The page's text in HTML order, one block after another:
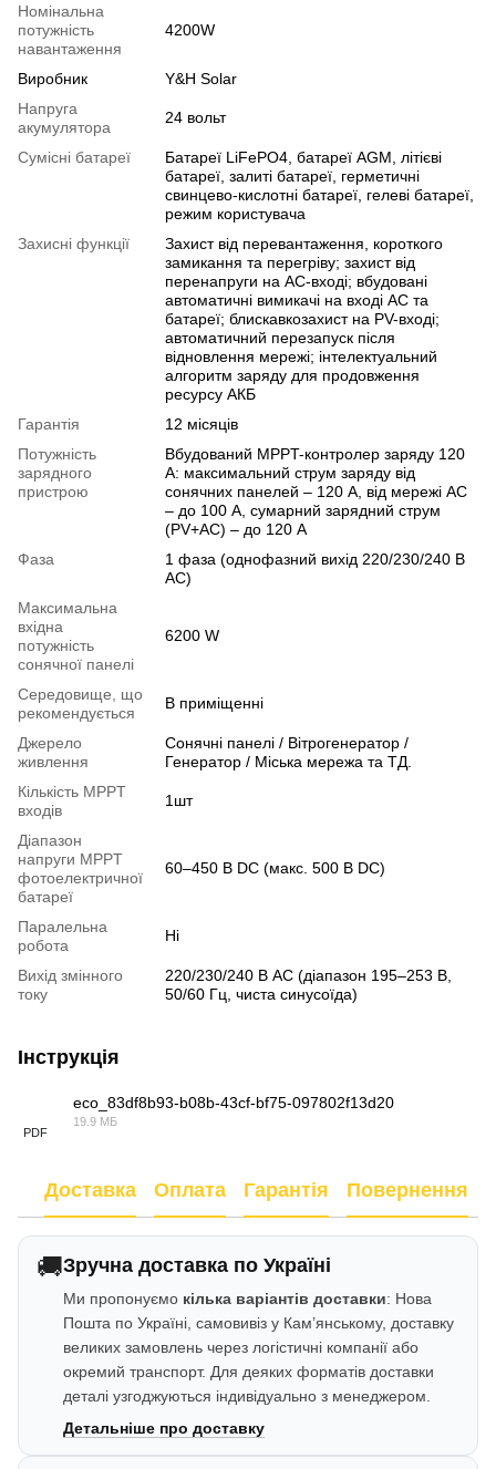
Номінальна
потужність
навантаження
4200W
Виробник
Y&H Solar
Напруга
акумулятора
24 вольт
Сумісні батареї
Батареї LiFePO4, батареї AGM, літієві
батареї, залиті батареї, герметичні
свинцево-кислотні батареї, гелеві батареї,
режим користувача
Захисні функції
Захист від перевантаження, короткого
замикання та перегріву; захист від
перенапруги на AC-вході; вбудовані
автоматичні вимикачі на вході AC та
батареї; блискавкозахист на PV-вході;
автоматичний перезапуск після
відновлення мережі; інтелектуальний
алгоритм заряду для продовження
ресурсу АКБ
Гарантія
12 місяців
Потужність
зарядного
пристрою
Вбудований MPPT-контролер заряду 120
А: максимальний струм заряду від
сонячних панелей – 120 А, від мережі AC
– до 100 А, сумарний зарядний струм
(PV+AC) – до 120 А
Фаза
1 фаза (однофазний вихід 220/230/240 В
AC)
Максимальна
вхідна
потужність
сонячної панелі
6200 W
Середовище, що
рекомендується
В приміщенні
Джерело
живлення
Сонячні панелі / Вітрогенератор /
Генератор / Міська мережа та ТД.
Кількість MPPT
входів
1шт
Діапазон
напруги MPPT
фотоелектричної
батареї
60–450 В DC (макс. 500 В DC)
Паралельна
робота
Ні
Вихід змінного
току
220/230/240 В AC (діапазон 195–253 В,
50/60 Гц, чиста синусоїда)
Інструкція
PDF
eco_83df8b93-b08b-43cf-bf75-097802f13d20
19.9 МБ
Доставка Оплата Гарантія Повернення
🚚Зручна доставка по Україні
Ми пропонуємо кілька варіантів доставки: Нова
Пошта по Україні, самовивіз у Кам’янському, доставку
великих замовлень через логістичні компанії або
окремий транспорт. Для деяких форматів доставки
деталі узгоджуються індивідуально з менеджером.
Детальніше про доставку